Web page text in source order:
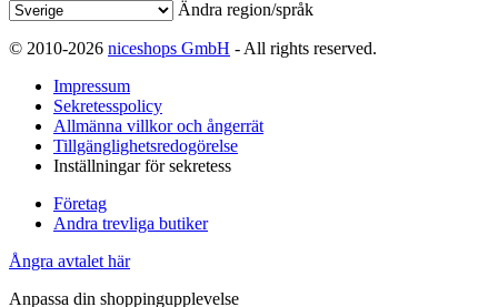
Ändra region/språk
© 2010-2026 niceshops GmbH - All rights reserved.
Impressum
Sekretesspolicy
Allmänna villkor och ångerrät
Tillgänglighetsredogörelse
Inställningar för sekretess
Företag
Andra trevliga butiker
Ångra avtalet här
Anpassa din shoppingupplevelse